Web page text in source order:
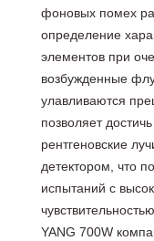
фоновых помех
определение
элементов при
возбужденные
улавливаются
позволяет
рентгеновские
детектором, что
испытаний с
YANG 700W